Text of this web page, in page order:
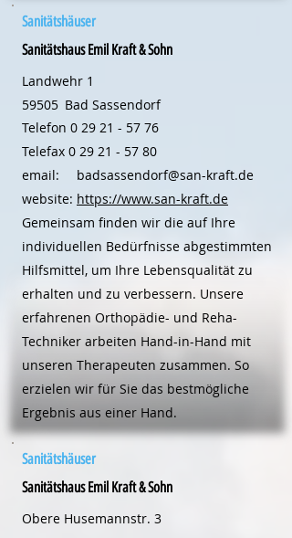
Sanitätshäuser
Sanitätshaus Emil Kraft & Sohn
Landwehr 1
59505 Bad Sassendorf
Telefon 0 29 21 - 57 76
Telefax 0 29 21 - 57 80
email:
website:
badsassendorf@san-kraft.de
https://www.san-kraft.de
Gemeinsam finden wir die auf Ihre
individuellen Bedürfnisse abgestimmten
Hilfsmittel, um Ihre Lebensqualität zu
erhalten und zu verbessern. Unsere
erfahrenen Orthopädie- und Reha-
Techniker arbeiten Hand-in-Hand mit
unseren Therapeuten zusammen. So
erzielen wir für Sie das bestmögliche
Ergebnis aus einer Hand.
Sanitätshäuser
Sanitätshaus Emil Kraft & Sohn
Obere Husemannstr. 3